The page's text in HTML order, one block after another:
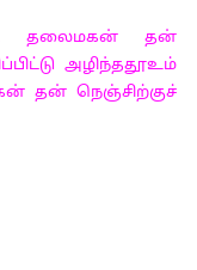
தலைமகன் தன்
அழிந்ததூஉம்
தன் நெஞ்சிற்குச்